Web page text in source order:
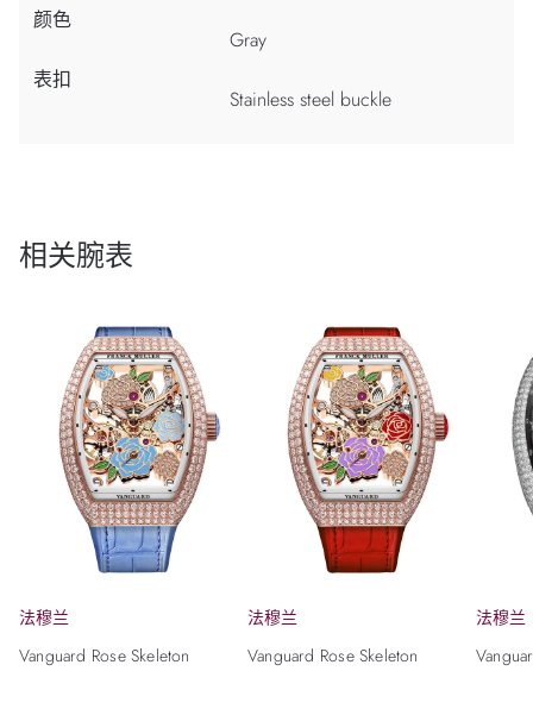
颜色
Gray
表扣
Stainless steel buckle
相关腕表
法穆兰
Vanguard Rose Skeleton
法穆兰
Vanguard Rose Skeleton
法穆兰